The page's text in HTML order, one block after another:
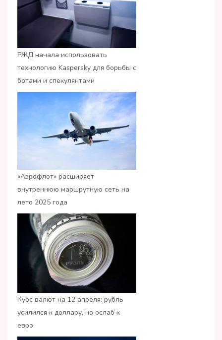
РЖД начала использовать
технологию Kaspersky для борьбы с
ботами и спекулянтами
«Аэрофлот» расширяет
внутреннюю маршрутную сеть на
лето 2025 года
Курс валют на 12 апреля: рубль
усилился к доллару, но ослаб к
евро